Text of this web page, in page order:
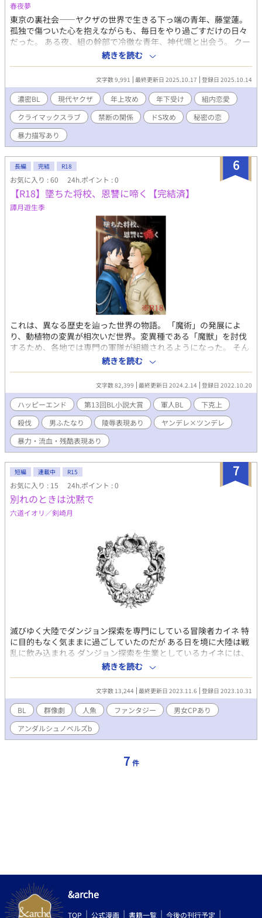
春夜夢
東京の裏社会――ヤクザの世界で生きる下っ端の青年、藤堂蓮。
孤独で傷ついた心を抱えながらも、毎日をやり過ごすだけの日々
だった。 ある夜、組の幹部で冷徹な青年、神代颯と出会う。 クー
ルで計算高い颯の視線は、蓮の孤独を見抜き、彼に近づく。 最初
は拒絶していた蓮も、次第に颯の強さと優しさに心を開き始め
る。 しかし、組内抗争や裏切り、過去の因縁が二人を引き裂こう
とする。 危険と欲望が交錯する中、互いに依存し、心を重ねてい
く二人。 命を懸けた抗争の果てに、蓮と颯は本当の絆と愛を見つ
けることができるのか。
続きを読む
文字数 9,991 最終更新日 2025.10.17 登録日 2025.10.14
濃密BL 現代ヤクザ 年上攻め 年下受け
組内恋愛
クライマックスラブ
禁断の関係 ドS攻め
秘密の恋
暴力描写あり
6
長編 完結 R18
お気に入り : 60 24h.ポイント : 0
【R18】墜ちた将校、恩讐に啼く【完結済】
譚月遊生季
これは、異なる歴史を辿った世界の物語。 「魔術」の発展によ
り、動植物の変異が相次いだ世界。変異種である「魔獣」を討伐
するため、各地では専門の軍隊が組織されるようになった。 そん
な中、魔獣討伐軍の一般志願兵であるジャコモ・ドラートは、美
貌の将校フェルディナンド・ダリネーラに恋をし、劣情と苛立ち
を持て余していた。 フェルディナンドはジャコモとの過去の因縁
を忘れたばかりか、高慢かつ嫌味な態度で新兵たちを蔑み、嘲笑
する。 フェルディナンドへの恋心ゆえに憎悪を拗らせていくジャ
コモだったが、ある日、フェルディナンドは作戦の失敗により触
手型の「魔獣」に襲われ、その身体を弄ばれてしまう。 フェルデ
ィナンドを救出し、弱みを握ったジャコモは、彼を脅すことで支
配しようと目論んだ。 殺伐とした淫らな関係が続く中、明かされ
×高慢なエリート将校の殺伐下克上BL。 ※暴力描写、流血表現多
め。 ※倫理的にまずい表現もそれなりにありますが、作品の雰囲
気を鑑みてのことです。ご了承ください。 ※受けが男ふたなり化
しています。触手による孕ませや出産シーンもありますので、苦
手な方はご注意ください。 ※虐待および毒親描写、近親姦描写が
に描いていただきました！ ミドリさん、ありがとうございます！
続きを読む
文字数 82,399 最終更新日 2024.2.14 登録日 2022.10.20
ハッピーエンド 第13回BL小説大賞 軍人BL
下克上
殺伐
男ふたなり 陵辱表現あり
ヤンデレ×ツンデレ
暴力・流血・残酷表現あり
7
短編 連載中 R15
お気に入り : 15 24h.ポイント : 0
別れのときは沈黙で
六道イオリ／剣崎月
滅びゆく大陸でダンジョン探索を専門にしている冒険者カイネ 特
に目的もなく気ままに過ごしていたのだが ある日を境に大陸は戦
乱に飲み込まれる ダンジョン探索を生業としているカイネには、
何の関係もないこと――そう思っていたのだが 一人のシスターの
頼みを聞いたことで 過去の因縁にまつわる厄介ごとに巻き込まれ
続きを読む
文字数 13,244 最終更新日 2023.11.6 登録日 2023.10.31
BL 群像劇 人魚 ファンタジー
男女CPあり
アンダルシュノベルズb
7 件
&arche
TOP 公式漫画 書籍一覧 今後の刊行予定